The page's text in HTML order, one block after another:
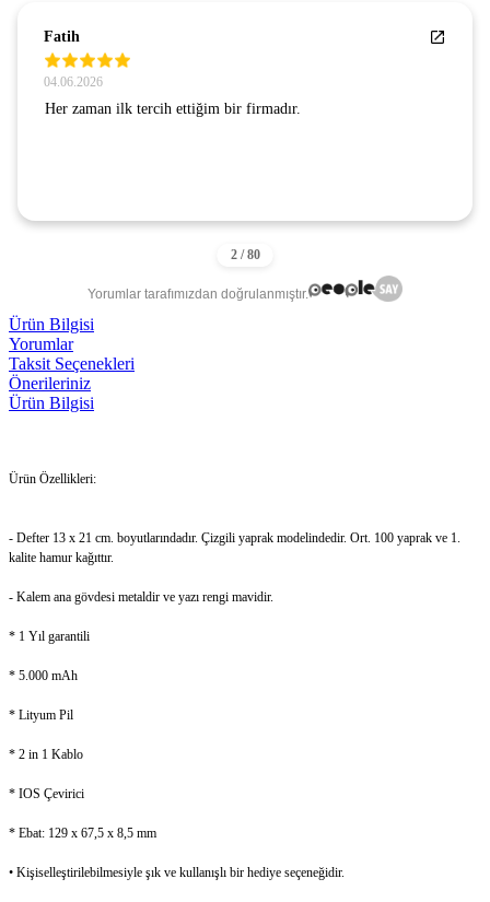
Fatih
04.06.2026
Her zaman ilk tercih ettiğim bir firmadır.
Yorumlar tarafımızdan doğrulanmıştır.
Ürün Bilgisi
Yorumlar
Taksit Seçenekleri
Önerileriniz
Ürün Bilgisi
Ürün Özellikleri:
- Defter 13 x 21 cm. boyutlarındadır. Çizgili yaprak modelindedir. Ort. 100 yaprak ve 1.
kalite hamur kağıttır.
- Kalem ana gövdesi metaldir ve yazı rengi mavidir.
* 1 Yıl garantili
* 5.000 mAh
* Lityum Pil
* 2 in 1 Kablo
* IOS Çevirici
* Ebat: 129 x 67,5 x 8,5 mm
• Kişiselleştirilebilmesiyle şık ve kullanışlı bir hediye seçeneğidir.